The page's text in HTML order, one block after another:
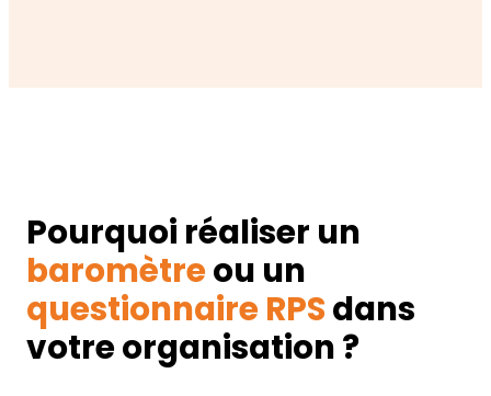
Pourquoi réaliser un
baromètreou un
questionnaire RPSdans
votre organisation ?